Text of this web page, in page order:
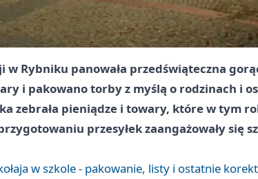
w Rybniku panowała przedświąteczna
i pakowano torby z myślą o rodzinach i
zebrała pieniądze i towary, które w tym
przesyłek zaangażowały się
w szkole - pakowanie, listy i ostatnie